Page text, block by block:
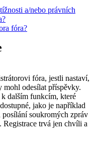
a/nebo právních
fóra?
fóra, jestli nastaví,
mohl odesílat příspěvky.
dalším funkcím, které
jako je například
soukromých zpráv
Registrace trvá jen chvíli a